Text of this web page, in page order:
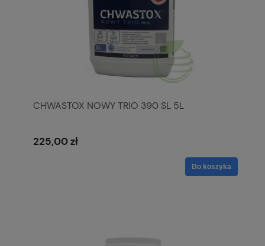
CHWASTOX NOWY TRIO 390 SL 5L
225,00 zł
Do koszyka